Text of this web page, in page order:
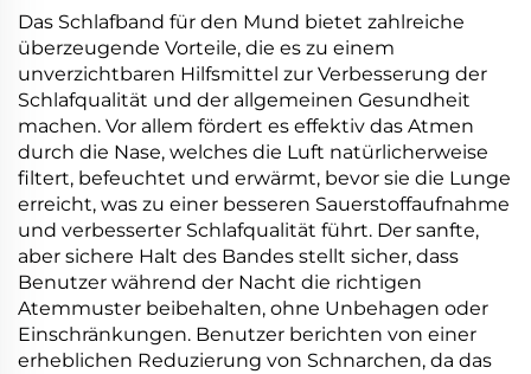
Mundpflaster für
besseres Nasenatmen.
Schlaf&Sport
ölresistent&schwitzfeste
Haftung
Das Schlafband für den Mund bietet zahlreiche
überzeugende Vorteile, die es zu einem
unverzichtbaren Hilfsmittel zur Verbesserung der
Schlafqualität und der allgemeinen Gesundheit
machen. Vor allem fördert es effektiv das Atmen
durch die Nase, welches die Luft natürlicherweise
filtert, befeuchtet und erwärmt, bevor sie die Lunge
erreicht, was zu einer besseren Sauerstoffaufnahme
und verbesserter Schlafqualität führt. Der sanfte,
aber sichere Halt des Bandes stellt sicher, dass
Benutzer während der Nacht die richtigen
Atemmuster beibehalten, ohne Unbehagen oder
Einschränkungen. Benutzer berichten von einer
erheblichen Reduzierung von Schnarchen, da das